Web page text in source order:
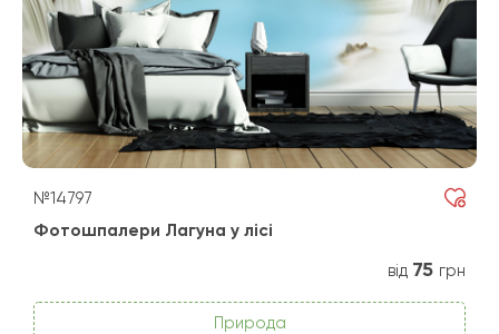
№14797
Фотошпалери Лагуна у лісі
від 75 грн
Природа